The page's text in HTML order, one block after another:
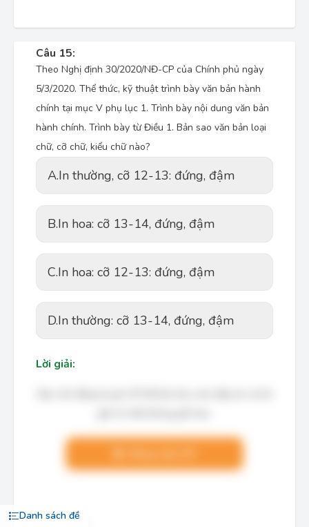
Danh sách đề
Câu 15:
Theo Nghị định 30/2020/NĐ-CP của Chính phủ ngày
5/3/2020. Thể thức, kỹ thuật trình bày văn bản hành
chính tại mục V phụ lục 1. Trình bày nội dung văn bản
hành chính. Trình bày từ Điều 1. Bản sao văn bản loại
chữ, cỡ chữ, kiểu chữ nào?
A.In thường, cỡ 12-13: đứng, đậm
B.In hoa: cỡ 13-14, đứng, đậm
C.In hoa: cỡ 12-13: đứng, đậm
D.In thường: cỡ 13-14, đứng, đậm
Lời giải: